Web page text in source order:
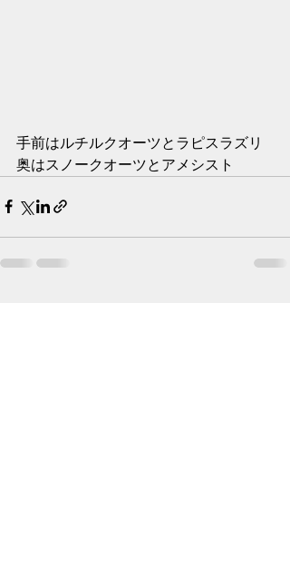
手前はルチルクオーツとラピスラズリ
奥はスノークオーツとアメシスト